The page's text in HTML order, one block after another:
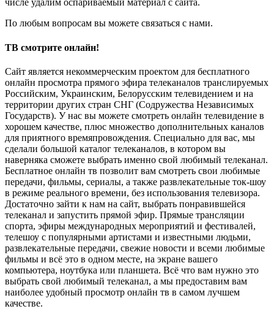
числе удалим оспариваемый материал с сайта.
По любым вопросам вы можете связаться с нами.
ТВ смотрите онлайн!
Сайт является некоммерческим проектом для бесплатного
онлайн просмотра прямого эфира телеканалов транслируемых
Российским, Украинским, Белорусским телевидением и на
территории других стран СНГ (Содружества Независимых
Государств). У нас вы можете смотреть онлайн телевидение в
хорошем качестве, плюс множество дополнительных каналов
для приятного времяпровождения. Специально для вас, мы
сделали большой каталог телеканалов, в котором вы
наверняка сможете выбрать именно свой любимый телеканал.
Бесплатное онлайн тв позволит вам смотреть свои любимые
передачи, фильмы, сериалы, а также развлекательные ток-шоу
в режиме реального времени, без использования телевизора.
Достаточно зайти к нам на сайт, выбрать понравившейся
телеканал и запустить прямой эфир. Прямые трансляции
спорта, эфиры международных мероприятий и фестивалей,
телешоу с популярными артистами и известными людьми,
развлекательные передачи, свежие новости и всеми любимые
фильмы и всё это в одном месте, на экране вашего
компьютера, ноутбука или планшета. Всё что вам нужно это
выбрать свой любимый телеканал, а мы предоставим вам
наиболее удобный просмотр онлайн тв в самом лучшем
качестве.